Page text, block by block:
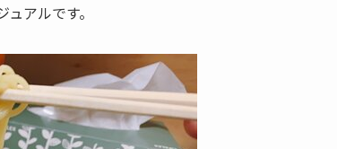
アルです。